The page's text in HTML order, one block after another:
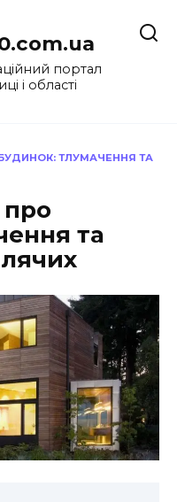
портал
і області
ТЛУМАЧЕННЯ ТА
та